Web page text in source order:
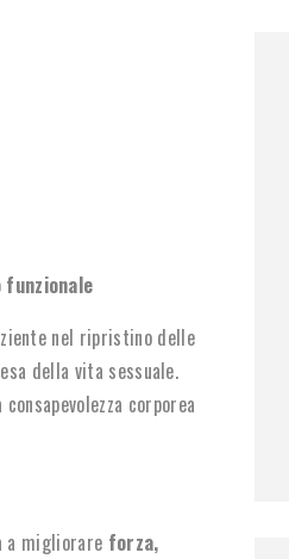
nel ripristino delle
della vita sessuale.
corporea
a migliorare forza,